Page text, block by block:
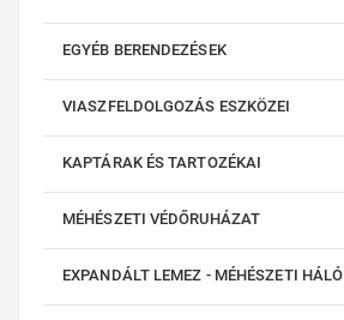
EGYÉB BERENDEZÉSEK
VIASZFELDOLGOZÁS ESZKÖZEI
KAPTÁRAK ÉS TARTOZÉKAI
MÉHÉSZETI VÉDŐRUHÁZAT
EXPANDÁLT LEMEZ - MÉHÉSZETI HÁLÓ